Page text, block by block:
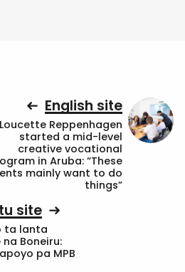
English site
Loucette Reppenhagen
started a mid-level
creative vocational
in Aruba: “These
mainly want to do
things”
site
ta lanta
Boneiru:
pa MPB